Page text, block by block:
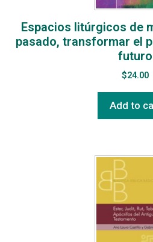
Espacios litúrgicos de
pasado, transformar el
futuro
$24.00
Add to